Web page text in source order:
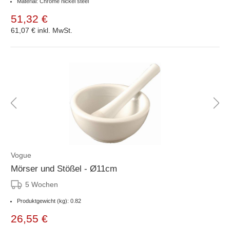
51,32 €
61,07 € inkl. MwSt.
Vogue
Mörser und Stößel - Ø11cm
5 Wochen
Produktgewicht (kg): 0.82
26,55 €